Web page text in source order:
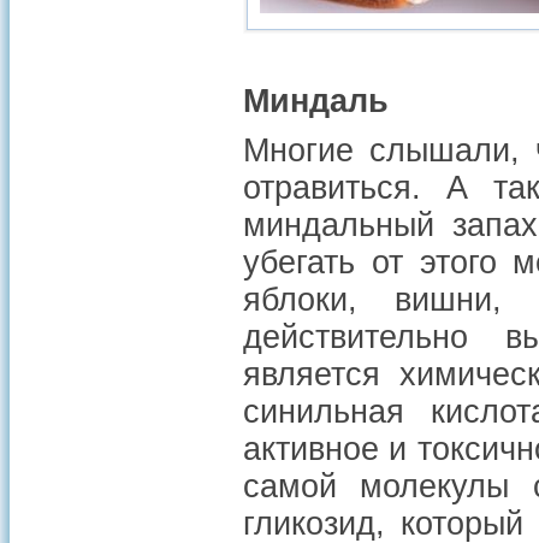
Миндаль
Многие слышали,
отравиться. А
миндальный
убегать от
яблоки, вишни,
действительно
является
синильная
активное и
самой молекулы
гликозид,